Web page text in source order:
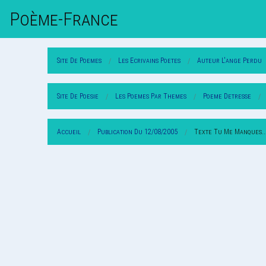
Poème-FrAnce
Site De Poemes Les Ecrivains Poetes Auteur L'ange Perdu
Site De Poesie Les Poemes Par Themes Poeme Detresse
Accueil Publication Du 12/08/2005 Texte Tu Me Manques...